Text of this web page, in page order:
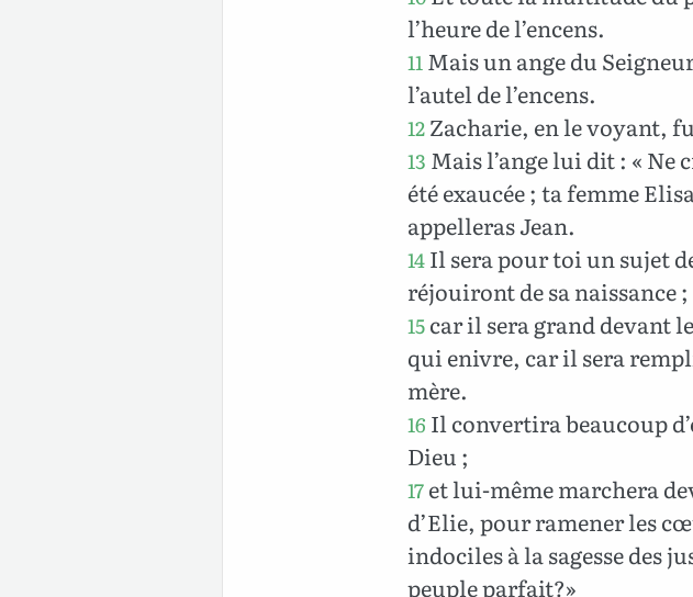
l’heure de l’encens.
11 Mais un ange du
l’autel de l’encens.
12Zacharie, en le voyant,
13 Mais l’ange lui dit : «
été exaucée ; ta femme
appelleras Jean.
14Il sera pour toi un sujet
réjouiront de sa naissance ;
15car il sera grand devant
qui enivre, car il sera
mère.
16 Il convertira beaucoup
Dieu ;
17et lui-même marchera
d’Elie, pour ramener les
indociles à la sagesse des
peuple parfait?»